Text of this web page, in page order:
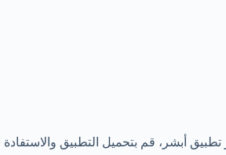
أبشر، قم بتحميل التطبيق